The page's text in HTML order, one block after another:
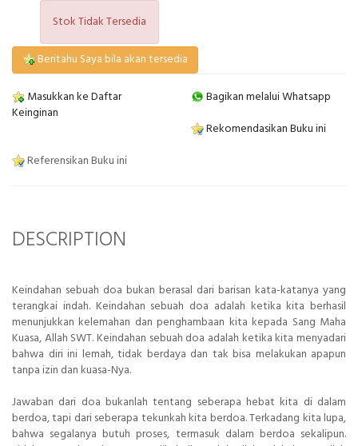
Stok Tidak Tersedia
Beritahu Saya bila akan tersedia
Masukkan ke Daftar
Keinginan
Bagikan melalui Whatsapp
Rekomendasikan Buku ini
Referensikan Buku ini
DESCRIPTION
Keindahan sebuah doa bukan berasal dari barisan kata-katanya yang
terangkai indah. Keindahan sebuah doa adalah ketika kita berhasil
menunjukkan kelemahan dan penghambaan kita kepada Sang Maha
Kuasa, Allah SWT. Keindahan sebuah doa adalah ketika kita menyadari
bahwa diri ini lemah, tidak berdaya dan tak bisa melakukan apapun
tanpa izin dan kuasa-Nya.
Jawaban dari doa bukanlah tentang seberapa hebat kita di dalam
berdoa, tapi dari seberapa tekunkah kita berdoa. Terkadang kita lupa,
bahwa segalanya butuh proses, termasuk dalam berdoa sekalipun.